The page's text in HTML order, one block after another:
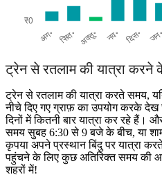
ट्रेन से रतलाम की यात्रा करने
ट्रेन से रतलाम की यात्रा करते समय,
नीचे दिए गए ग्राफ़ का उपयोग करके
दिनों में कितनी बार यात्रा कर रहे हैं।
समय सुबह 6:30 से 9 बजे के बीच, या
कृपया अपने प्रस्थान बिंदु पर यात्रा
पहुंचने के लिए कुछ अतिरिक्त समय की
शहरों में!